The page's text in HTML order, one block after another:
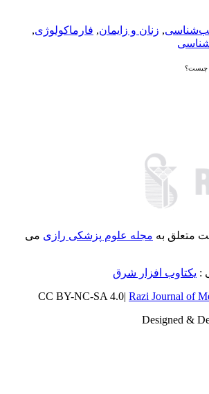
, زنان و زایمان,فارماکولوژی ,
متعلق بهمجله علوم پزشکی رازی می
یکتاوب افزار شرق
Razi Journal of
Designed &